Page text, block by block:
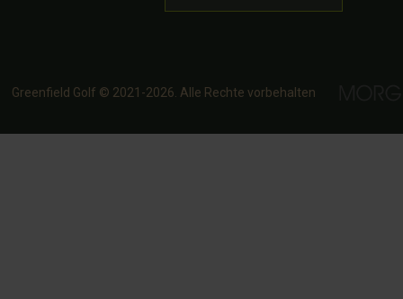
Greenfield Golf © 2021-2026. Alle Rechte vorbehalten